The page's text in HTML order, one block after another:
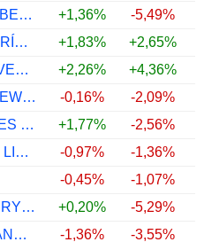
CHINA RESOURCES BEER (HOLDINGS) COMPANY LIMITED
+1,36% -5,49%
UNIÓN DE CERVECERÍAS PERUANAS BACKUS Y JOHNSTON S.A.A.
+1,83% +2,65%
MOLSON COORS BEVERAGE COMPANY
+2,26% +4,36%
BEIJING YANJING BREWERY CO.,LTD.
-0,16% -2,09%
SAPPORO BREWERIES LIMITED
+1,77% -2,56%
UNITED BREWERIES LIMITED
-0,97% -1,36%
-0,45% -1,07%
CHONGQING BREWERY CO., LTD.
+0,20% -5,29%
GUANGZHOU ZHUJIANG BREWERY CO., LTD
-1,36% -3,55%